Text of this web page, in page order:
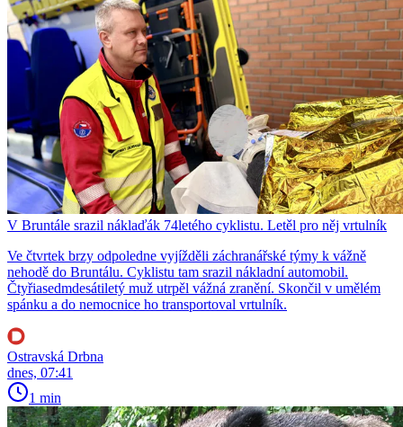
V Bruntále srazil náklaďák 74letého cyklistu. Letěl pro něj vrtulník
Ve čtvrtek brzy odpoledne vyjížděli záchranářské týmy k vážně
nehodě do Bruntálu. Cyklistu tam srazil nákladní automobil.
Čtyřiasedmdesátiletý muž utrpěl vážná zranění. Skončil v umělém
spánku a do nemocnice ho transportoval vrtulník.
Ostravská Drbna
dnes, 07:41
1 min